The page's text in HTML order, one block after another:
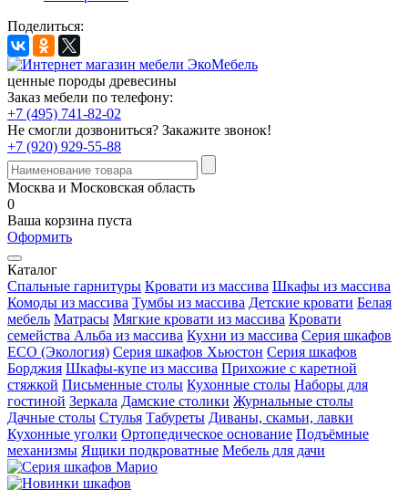
Поделиться:
ценные породы древесины
Заказ мебели по телефону:
+7 (495) 741-82-02
Не смогли дозвониться? Закажите звонок!
+7 (920) 929-55-88
Москва и Московская область
0
Ваша корзина пуста
Оформить
Каталог
Спальные гарнитуры Кровати из массива Шкафы из массива
Комоды из массива Тумбы из массива Детские кровати Белая
мебель Матрасы Мягкие кровати из массива Кровати
семейства Альба из массива Кухни из массива Серия шкафов
ECO (Экология) Серия шкафов Хьюстон Серия шкафов
Борджия Шкафы-купе из массива Прихожие с каретной
стяжкой Письменные столы Кухонные столы Наборы для
гостиной Зеркала Дамские столики Журнальные столы
Дачные столы Стулья Табуреты Диваны, скамьи, лавки
Кухонные уголки Ортопедическое основание Подъёмные
механизмы Ящики подкроватные Мебель для дачи